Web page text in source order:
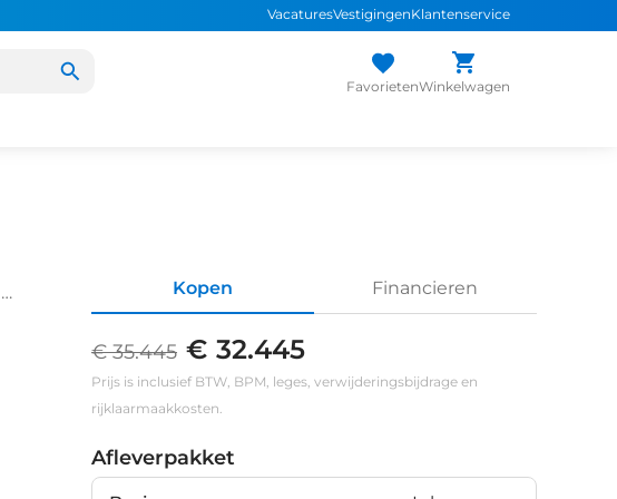
VacaturesVestigingenKlantenservice
FavorietenWinkelwagen
Kopen Financieren
€ 35.445 € 32.445
Prijs is inclusief BTW, BPM, leges, verwijderingsbijdrage en
rijklaarmaakkosten.
Afleverpakket